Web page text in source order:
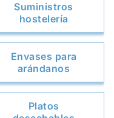
Suministros
hostelería
Envases para
arándanos
Platos